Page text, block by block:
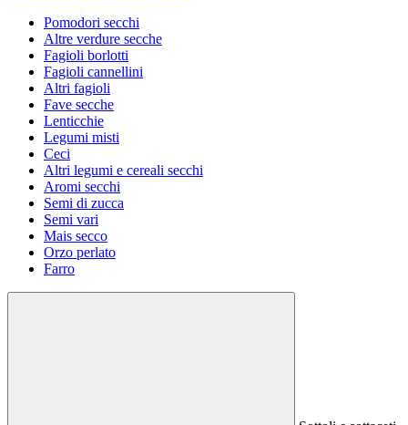
Pomodori secchi
Altre verdure secche
Fagioli borlotti
Fagioli cannellini
Altri fagioli
Fave secche
Lenticchie
Legumi misti
Ceci
Altri legumi e cereali secchi
Aromi secchi
Semi di zucca
Semi vari
Mais secco
Orzo perlato
Farro